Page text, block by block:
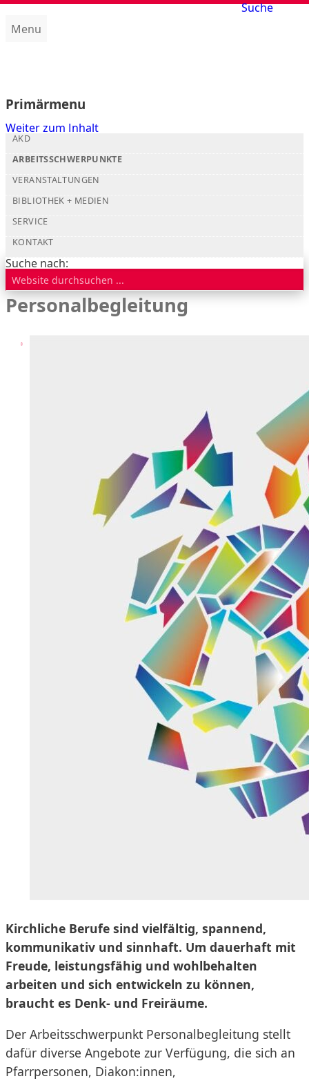
Menu
Primärmenu
Weiter zum Inhalt
AKD
ARBEITSSCHWERPUNKTE
VERANSTALTUNGEN
BIBLIOTHEK + MEDIEN
SERVICE
KONTAKT
Suche
Suche nach:
Personalbegleitung
Kirchliche Berufe sind vielfältig, spannend,
kommunikativ und sinnhaft. Um dauerhaft mit
Freude, leistungsfähig und wohlbehalten
arbeiten und sich entwickeln zu können,
braucht es Denk- und Freiräume.
Der Arbeitsschwerpunkt Personalbegleitung stellt
dafür diverse Angebote zur Verfügung, die sich an
Pfarrpersonen, Diakon:innen,